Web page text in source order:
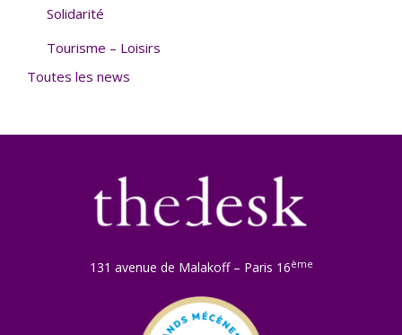
Solidarité
Tourisme – Loisirs
Toutes les news
131 avenue de Malakoff – Paris 16ème